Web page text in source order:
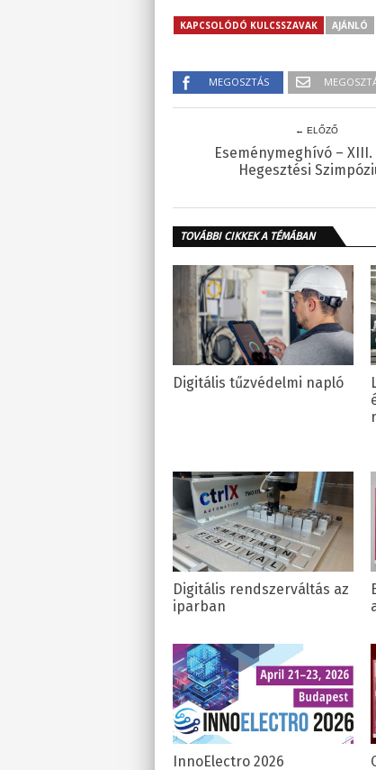
KAPCSOLÓDÓ KULCSSZAVAK AJÁNLÓ
MEGOSZTÁS
← ELŐZŐ
Eseménymeghívó – XIII.
Hegesztési
TOVÁBBI CIKKEK A TÉMÁBAN
Digitális tűzvédelmi napló
Digitális rendszerváltás az
iparban
InnoElectro 2026